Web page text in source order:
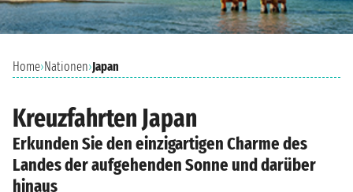
Home›Nationen›Japan
Kreuzfahrten Japan
Erkunden Sie den einzigartigen Charme des
Landes der aufgehenden Sonne und darüber
hinaus